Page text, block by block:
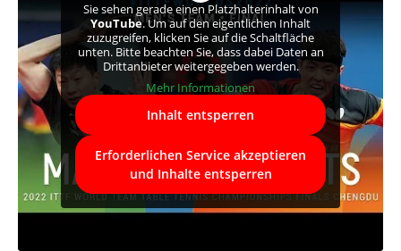
Sie sehen gerade einen Platzhalterinhalt von
YouTube. Um auf den eigentlichen Inhalt
zuzugreifen, klicken Sie auf die Schaltfläche
unten. Bitte beachten Sie, dass dabei Daten an
Drittanbieter weitergegeben werden.
Mehr Informationen
Inhalt entsperren
Erforderlichen Service akzeptieren
und Inhalte entsperren